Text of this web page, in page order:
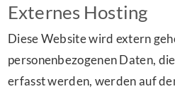
Externes Hosting
Diese Website wird extern
personenbezogenen Daten,
erfasst werden, werden auf